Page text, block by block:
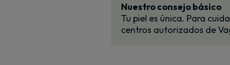
Nuestro consejo básico
Tu piel es única. Para
centros autorizados de